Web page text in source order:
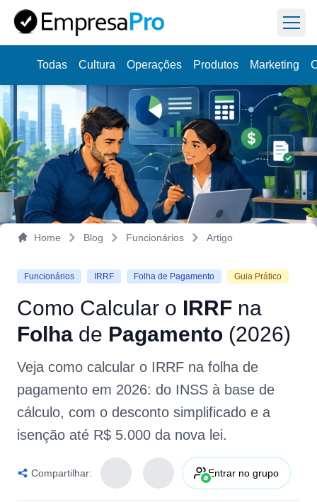
Todas Cultura Operações Produtos Marketing
Aprendaa dirigir sua empresa na prática,
uma semana por vez.
Veja como
Home Blog Funcionários Artigo
Funcionários IRRF Folha de Pagamento Guia Prático
Como Calcular o IRRF na
Folha de Pagamento (2026)
Veja como calcular o IRRF na folha de
pagamento em 2026: do INSS à base de
cálculo, com o desconto simplificado e a
isenção até R$ 5.000 da nova lei.
Compartilhar: Entrar no grupo